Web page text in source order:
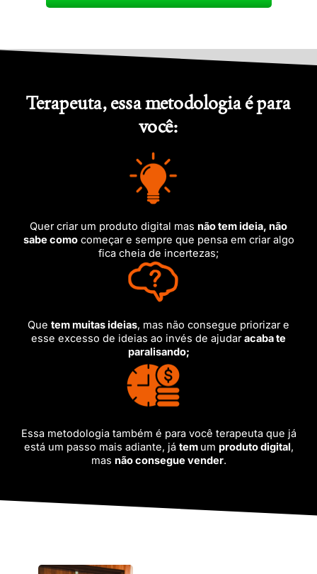
Terapeuta, essa metodologia é para
você:
Quer criar um produto digital mas não tem ideia, não
sabe comocomeçar e sempre que pensa em criar algo
fica cheia de incertezas;
Que tem muitas ideias, mas não consegue priorizar e
esse excesso de ideias ao invés de ajudaracaba te
paralisando;
Essa metodologia também é para você terapeuta que já
está um passo mais adiante, já tem um produto digital,
mas não consegue vender.